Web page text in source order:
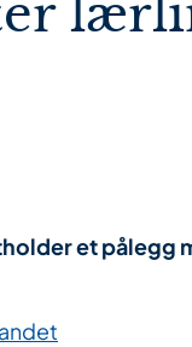
et pålegg